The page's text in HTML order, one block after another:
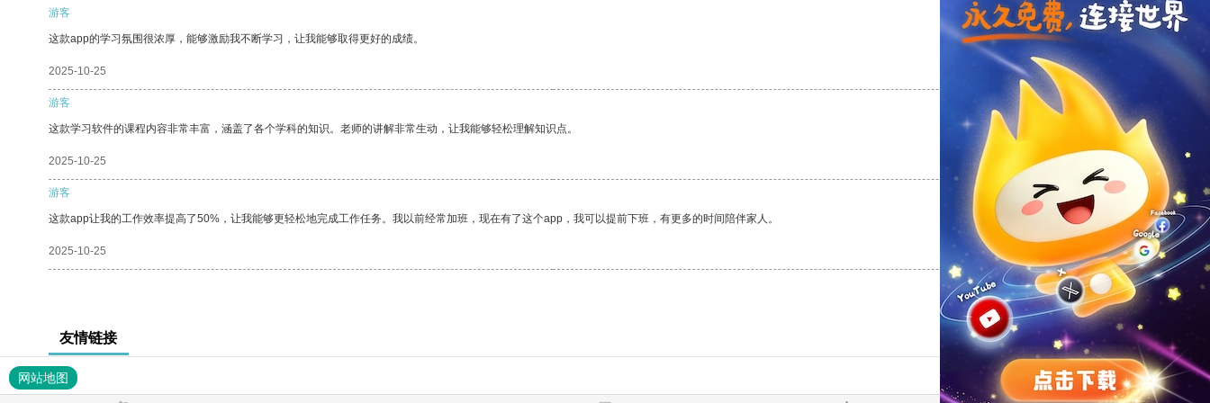
游客
这款app的学习氛围很浓厚，能够激励我不断学习，让我能够取得更好的成绩。
2025-10-25 支持
游客
这款学习软件的课程内容非常丰富，涵盖了各个学科的知识。老师的讲解非常生动，让我能够轻松理解知识点。
2025-10-25 反对 [0]
游客
这款app让我的工作效率提高了50%，让我能够更轻松地完成工作任务。我以前经常加班，现在有了这个app，我可以提前下班，有更多的时间陪伴家人。
2025-10-25 支持[0] 反对[0]
友情链接
网站地图